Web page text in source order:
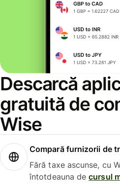
Descarcă
gratuită de
Wise
Compară furnizorii de
Fără taxe ascunse, cu
întotdeauna decursul